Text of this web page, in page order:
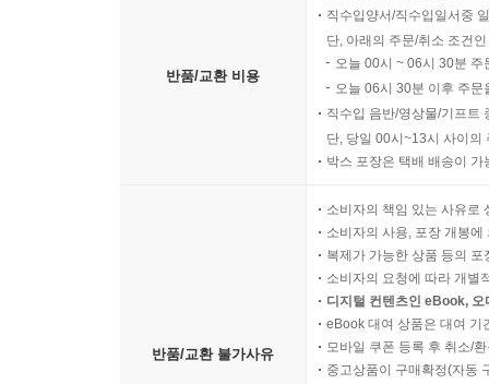
반품/교환 비용
직수입양서/직수입일서중
단, 아래의 주문/취소 조건
오늘 00시 ~ 06시 30분
오늘 06시 30분 이후 주
직수입 음반/영상물/기프트
단, 당일 00시~13시 사이의
박스 포장은 택배 배송이
반품/교환 불가사유
소비자의 책임 있는 사유로
소비자의 사용, 포장 개봉
복제가 가능한 상품 등의
소비자의 요청에 따라 개별
디지털 컨텐츠인 eBook,
eBook 대여 상품은 대여 기
모바일 쿠폰 등록 후 취소/
중고상품이 구매확정(자동